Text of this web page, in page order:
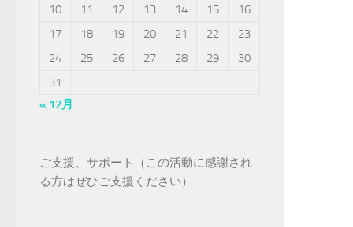
10
11 12 13 14 15
16
17
18 19 20 21 22
23
24
25 26 27 28 29
30
31
« 12月
ご支援、サポート（この活動に感謝され
る方はぜひご支援ください）